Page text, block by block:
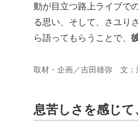
動が目立つ路上ライブで
る思い、そして、さユり
ら語ってもらうことで、
取材・企画／吉田雄弥 文：
息苦しさを感じ